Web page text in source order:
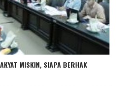
MISKIN, SIAPA BERHAK